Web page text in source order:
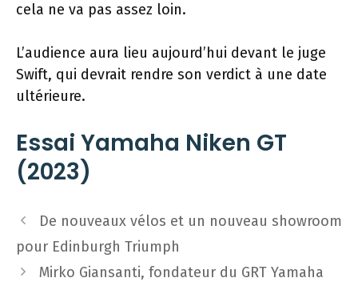
cela ne va pas assez loin.
L’audience aura lieu aujourd’hui devant le juge
Swift, qui devrait rendre son verdict à une date
ultérieure.
Essai Yamaha Niken GT
(2023)
Navigation
des
articles
De nouveaux vélos et un nouveau showroom
pour Edinburgh Triumph
Mirko Giansanti, fondateur du GRT Yamaha